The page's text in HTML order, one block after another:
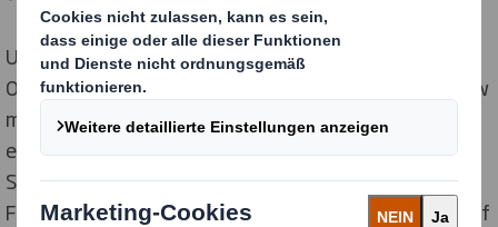
Uwe Väth bringt langjährige Erfahrung im Bereich
Operations und umfassendes Management Know-how
mit. Zuletzt hat er seit 2015 als Vice President sehr
erfolgreich die Leitung des Bereichs Operations bei
Schenck Process verantwortet, zu dem neben
Fertigung und Supply Chain auch der weltweite Einkauf